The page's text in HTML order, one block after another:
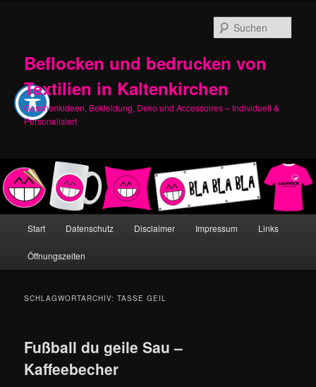
Beflocken und bedrucken von
Textilien in Kaltenkirchen
Geschenkideen, Bekleidung, Deko und Accessoires – Individuell &
Personalisiert
Start Datenschutz Disclaimer Impressum Links
Öffnungszeiten
SCHLAGWORTARCHIV:TASSE GEIL
Fußball du geile Sau –
Kaffeebecher